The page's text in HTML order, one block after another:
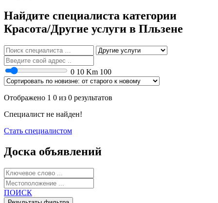
Найдите специалиста категории
Красота/Другие услуги в Пльзене
0 10 Km 100
Отображено 1 0 из 0 результатов
Специалист не найден!
Стать специалистом
Доска объявлений
ПОИСК